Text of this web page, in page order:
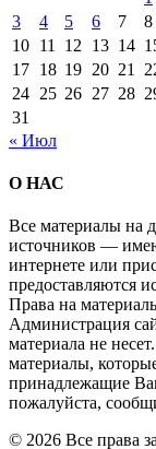
3
4 5 6 7 8
10 11 12 13 14
17 18 19 20 21
24 25 26 27 28
31
« Июл
О НАС
Все материалы на
источников —
интернете или
предоставляются
Права на
Администрация
материала не
материалы,
принадлежащие
пожалуйста,
© 2026 Все права